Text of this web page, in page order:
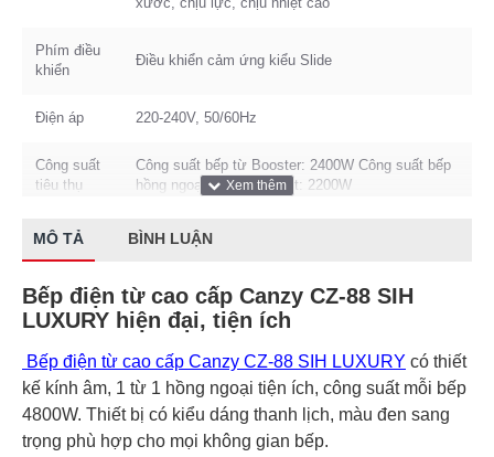
Phím điều
khiển
Điều khiển cảm ứng kiểu Slide
Điện áp 220-240V, 50/60Hz
Công suất
tiêu thụ
Công suất bếp từ Booster: 2400W Công suất bếp
hồng ngoại hai vòng nhiệt: 2200W
Thương
Canzy
Công nghệ
Inverter
Tiết kiệm 30% điện năng
MÔ TẢ BÌNH LUẬN
Bếp điện từ cao cấp Canzy CZ-88 SIH
LUXURY hiện đại, tiện ích
Bếp điện từ cao cấp Canzy CZ-88 SIH LUXURY có thiết
kế kính âm, 1 từ 1 hồng ngoại tiện ích, công suất mỗi bếp
4800W. Thiết bị có kiểu dáng thanh lịch, màu đen sang
trọng phù hợp cho mọi không gian bếp.